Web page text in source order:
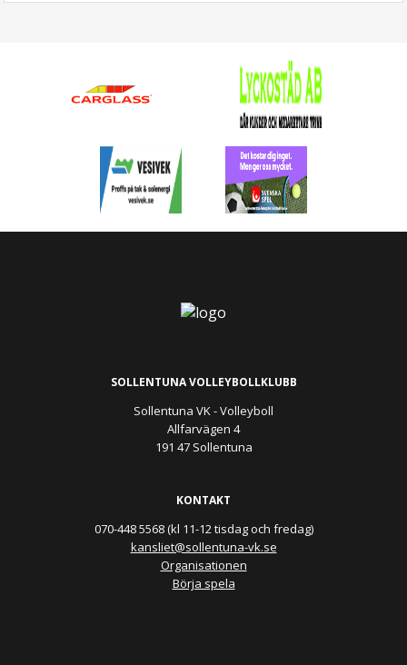
SOLLENTUNA VOLLEYBOLLKLUBB
Sollentuna VK - Volleyboll
Allfarvägen 4
191 47 Sollentuna
KONTAKT
070-448 5568 (kl 11-12 tisdag och fredag)
kansliet@sollentuna-vk.se
Organisationen
Börja spela